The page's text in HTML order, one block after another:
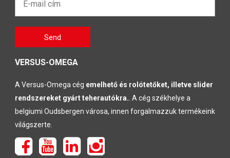
mail
cím*
laten
Send
VERSUS-OMEGA
A Versus-Omega cég emelhető és rolótetőket, illetve slider
rendszereket gyárt teherautókra. . A cég székhelye a
belgiumi Oudsbergen városa, innen forgalmazzuk termékeink
világszerte.